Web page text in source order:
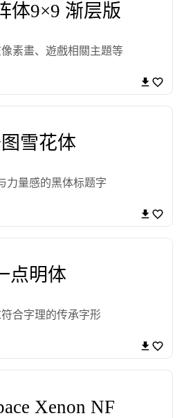
体9×9 渐层版
素畫、遊戲相關主題等
雪花体
力量感的黑体标题字
点明体
合字理的传承字形
Xenon NF